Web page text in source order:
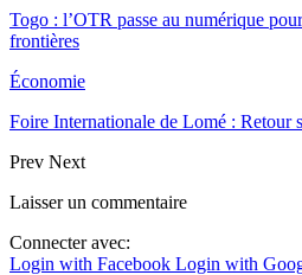
Togo : l’OTR passe au numérique
frontières
Économie
Foire Internationale de Lomé : Retour
Prev Next
Laisser un commentaire
Connecter avec:
Login with Facebook Login with